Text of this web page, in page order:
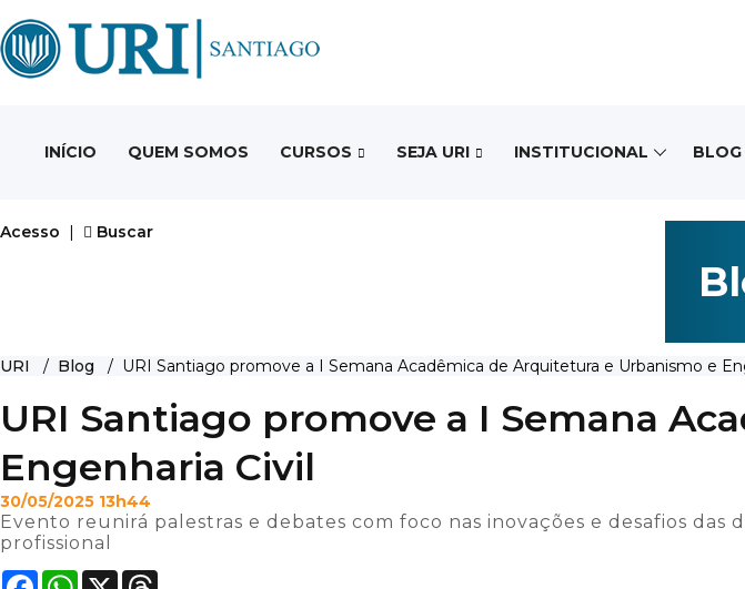
Acesso | Buscar
INÍCIO QUEM SOMOS CURSOS SEJA URI INSTITUCIONAL BLOG
URI / Blog / URI Santiago promove a I Semana Acadêmica de Arquitetura e Urbanismo e
URI Santiago promove a I Semana
Engenharia Civil
30/05/2025 13h44
Evento reunirá palestras e debates com foco nas inovações e desafios
profissional
Facebook
WhatsApp
X Threads